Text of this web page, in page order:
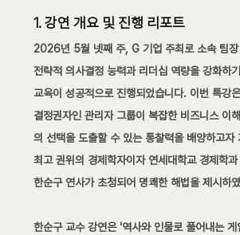
1. 강연 개요 및 진행 리포트
2026년 5월 넷째 주, G 기업 주최로 소속 팀장
전략적 의사결정 능력과 리더십 역량을 강화하
교육이 성공적으로 진행되었습니다. 이번 특강
결정권자인 관리자 그룹이 복잡한 비즈니스 이
의 선택을 도출할 수 있는 통찰력을 배양하고자
최고 권위의 경제학자이자 연세대학교 경제학
한순구 연사가 초청되어 명쾌한 해법을 제시하
한순구 교수 강연은 '역사와 인물로 풀어내는 게